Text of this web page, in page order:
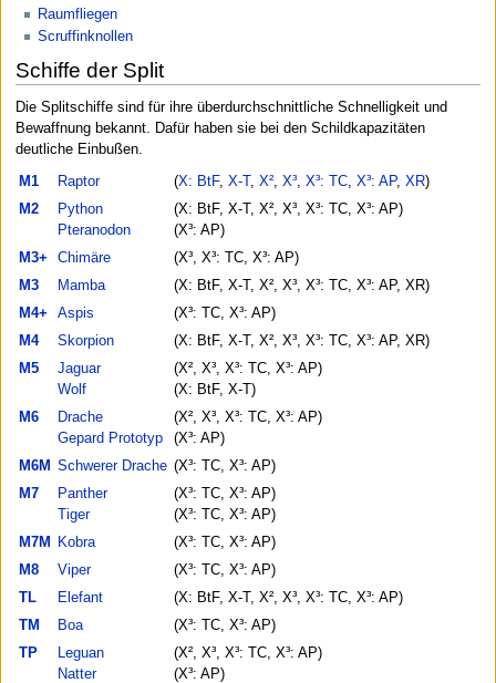
Raumfliegen
Scruffinknollen
Schiffe der Split
Die Splitschiffe sind für ihre überdurchschnittliche Schnelligkeit und
Bewaffnung bekannt. Dafür haben sie bei den Schildkapazitäten
deutliche Einbußen.
M1 Raptor (X: BtF, X-T, X², X³, X³: TC, X³: AP, XR)
M2
Python
Pteranodon
(X: BtF, X-T, X², X³, X³: TC, X³: AP)
(X³: AP)
M3+
Chimäre
(X³, X³: TC, X³: AP)
M3
Mamba
(X: BtF, X-T, X², X³, X³: TC, X³: AP, XR)
M4+
Aspis
(X³: TC, X³: AP)
M4
Skorpion
(X: BtF, X-T, X², X³, X³: TC, X³: AP, XR)
M5
Jaguar
Wolf
(X², X³, X³: TC, X³: AP)
(X: BtF, X-T)
M6
Drache
Gepard Prototyp
(X², X³, X³: TC, X³: AP)
(X³: AP)
M6M Schwerer Drache (X³: TC, X³: AP)
M7
Panther
Tiger
(X³: TC, X³: AP)
(X³: TC, X³: AP)
M7M
Kobra
(X³: TC, X³: AP)
M8
Viper
(X³: TC, X³: AP)
TL
Elefant
(X: BtF, X-T, X², X³, X³: TC, X³: AP)
TM
Boa
(X³: TC, X³: AP)
TP
Leguan
Natter
(X², X³, X³: TC, X³: AP)
(X³: AP)